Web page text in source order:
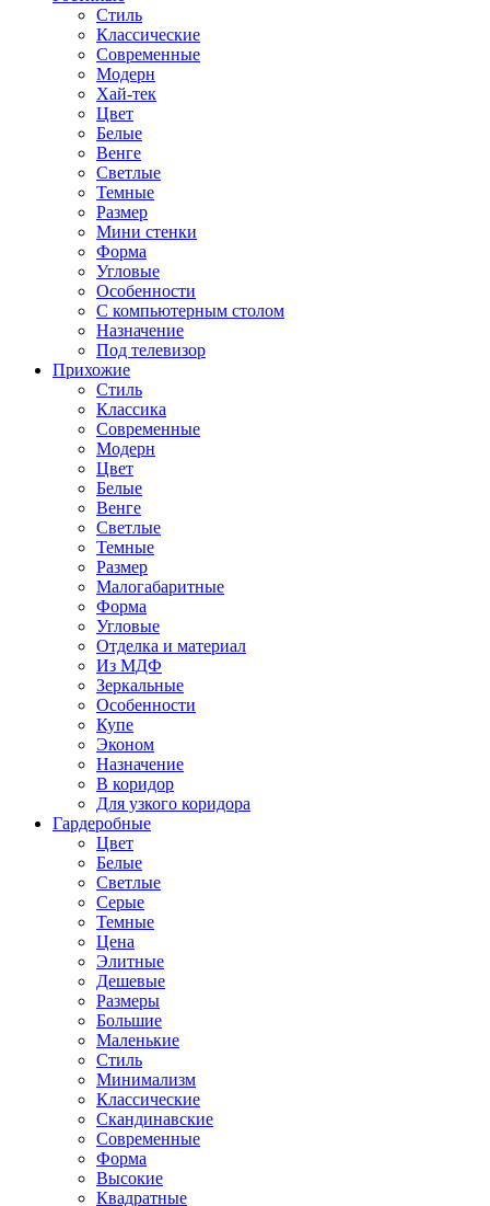
Стиль
Классические
Современные
Модерн
Хай-тек
Цвет
Белые
Венге
Светлые
Темные
Размер
Мини стенки
Форма
Угловые
Особенности
С компьютерным столом
Назначение
Под телевизор
Прихожие
Стиль
Классика
Современные
Модерн
Цвет
Белые
Венге
Светлые
Темные
Размер
Малогабаритные
Форма
Угловые
Отделка и материал
Из МДФ
Зеркальные
Особенности
Купе
Эконом
Назначение
В коридор
Для узкого коридора
Гардеробные
Цвет
Белые
Светлые
Серые
Темные
Цена
Элитные
Дешевые
Размеры
Большие
Маленькие
Стиль
Минимализм
Классические
Скандинавские
Современные
Форма
Высокие
Квадратные